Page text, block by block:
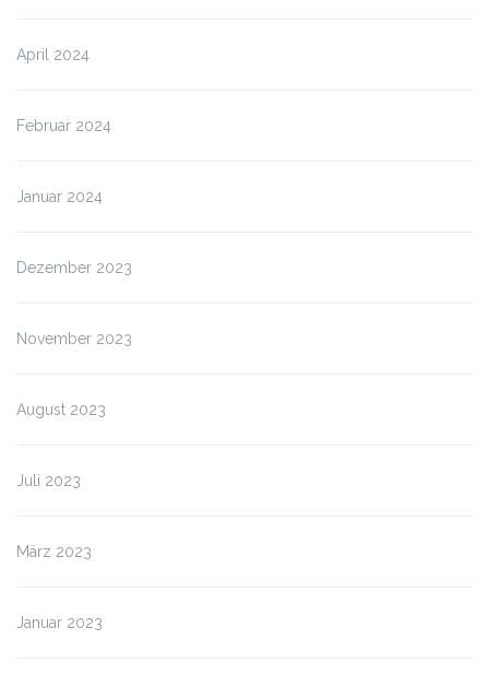
April 2024
Februar 2024
Januar 2024
Dezember 2023
November 2023
August 2023
Juli 2023
März 2023
Januar 2023